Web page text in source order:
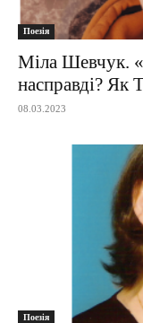
Поезія
Міла Шевчук.
насправді? Як
08.03.2023
Поезія